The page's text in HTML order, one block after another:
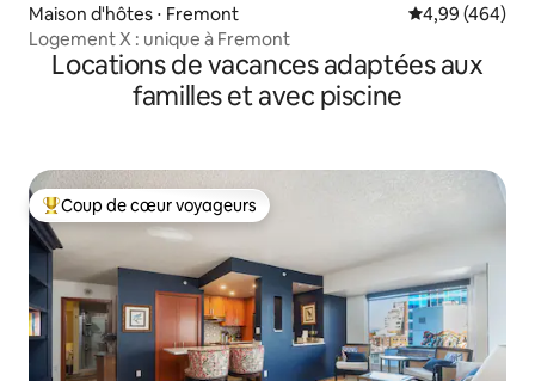
Maison d'hôtes ⋅ Fremont Évaluation
4,99 (464)
Logement X : unique à Fremont
Locations de vacances adaptées aux
familles et avec piscine
Coups de cœur voyageurs les plus appréciés
Coup de cœur voyageurs